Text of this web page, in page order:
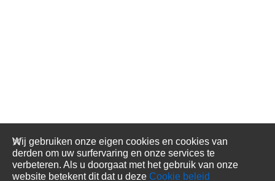
Wij gebruiken onze eigen cookies en cookies van
derden om uw surfervaring en onze services te
verbeteren. Als u doorgaat met het gebruik van onze
website betekent dit dat u deze Cookie beleid